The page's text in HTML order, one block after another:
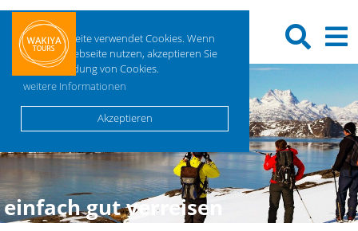
Diese Webseite verwendet Cookies. Wenn
Sie diese Webseite nutzen, akzeptieren Sie
die Verwendung von Cookies.
weitere Informationen
Akzeptieren
einfach gut verreisen